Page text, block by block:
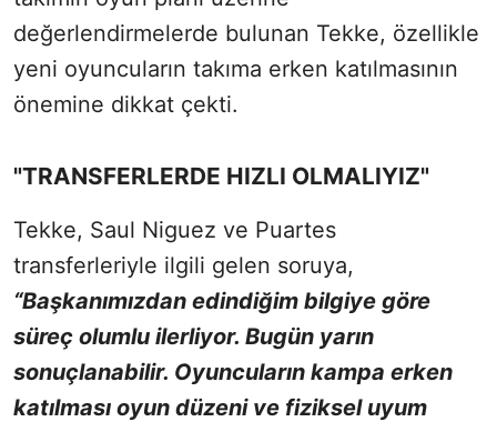
değerlendirmelerde bulunan Tekke, özellikle
yeni oyuncuların takıma erken katılmasının
önemine dikkat çekti.
"TRANSFERLERDE HIZLI OLMALIYIZ"
Tekke, Saul Niguez ve Puartes
transferleriyle ilgili gelen soruya,
“Başkanımızdan edindiğim bilgiye göre
süreç olumlu ilerliyor. Bugün yarın
sonuçlanabilir. Oyuncuların kampa erken
katılması oyun düzeni ve fiziksel uyum